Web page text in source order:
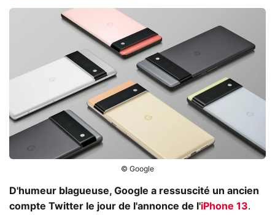
© Google
D'humeur blagueuse, Google a ressuscité un ancien
compte Twitter le jour de l'annonce de l'iPhone 13.